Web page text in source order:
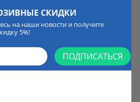
СКИДКИ
на наши новости и получите
5%!
ПОДПИСАТЬСЯ